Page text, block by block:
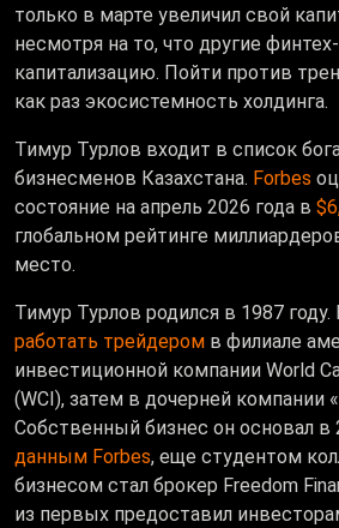
только в марте увеличил свой
несмотря на то, что другие
капитализацию. Пойти против
как раз экосистемность холдинга.
Тимур Турлов входит в список
бизнесменов Казахстана. Forbes
состояние на апрель 2026 года в
глобальном рейтинге
место.
Тимур Турлов родился в 1987 году.
работать трейдером в филиале
инвестиционной компании World
(WCI), затем в дочерней компании
Собственный бизнес он основал в
данным Forbes, еще студентом
бизнесом стал брокер Freedom
из первых предоставил